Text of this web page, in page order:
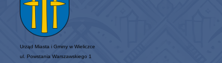
Urząd Miasta i Gminy w Wieliczce
ul. Powstania Warszawskiego 1